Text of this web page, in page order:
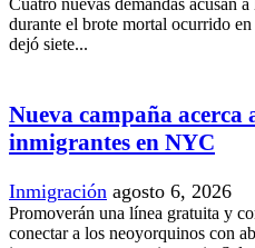
Cuatro nuevas demandas acusan
durante el brote mortal ocurrido
dejó siete...
Nueva campaña acerca
inmigrantes en NYC
Inmigración agosto 6, 2026
Promoverán una línea gratuita y
conectar a los neoyorquinos con